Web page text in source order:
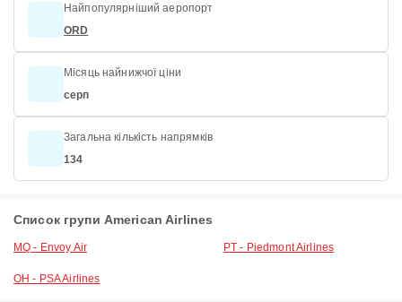
Найпопулярніший аеропорт
ORD
Місяць найнижчої ціни
серп
Загальна кількість напрямків
134
Список групи American Airlines
MQ - Envoy Air PT - Piedmont Airlines
OH - PSA Airlines